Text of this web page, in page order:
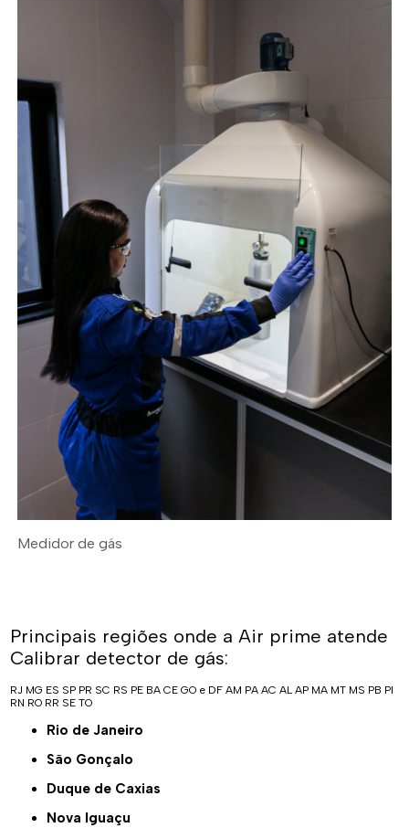
Medidor de gás
Principais regiões onde a Air prime atende
Calibrar detector de gás:
RJ MG ES SP PR SC RS PE BA CE GO e DF AM PA AC AL AP MA MT MS PB PI
RN RO RR SE TO
Rio de Janeiro
São Gonçalo
Duque de Caxias
Nova Iguaçu